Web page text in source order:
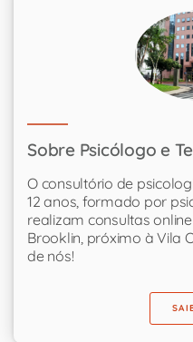
Sobre Psicólogo e
O consultório de
12 anos, formado por
realizam consultas
Brooklin, próximo à Vila
de nós!